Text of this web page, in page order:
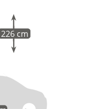
226 cm